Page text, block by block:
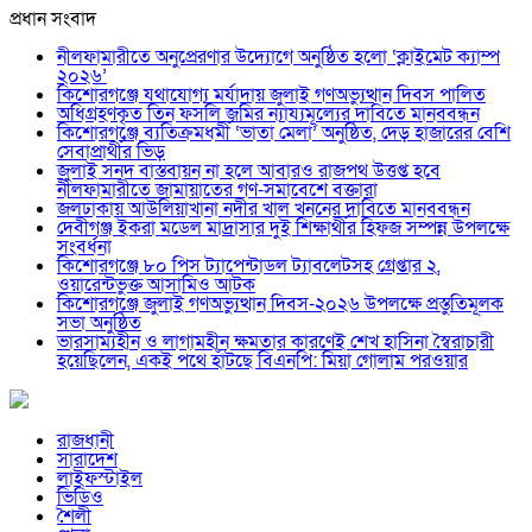
প্রধান সংবাদ
নীলফামারীতে অনুপ্রেরণার উদ্যোগে অনুষ্ঠিত হলো ‘ক্লাইমেট ক্যাম্প
২০২৬’
কিশোরগঞ্জে যথাযোগ্য মর্যাদায় জুলাই গণঅভ্যুত্থান দিবস পালিত
অধিগ্রহণকৃত তিন ফসলি জমির ন্যায্যমূল্যের দাবিতে মানববন্ধন
কিশোরগঞ্জে ব্যতিক্রমধর্মী ‘ভাতা মেলা’ অনুষ্ঠিত, দেড় হাজারের বেশি
সেবাপ্রার্থীর ভিড়
জুলাই সনদ বাস্তবায়ন না হলে আবারও রাজপথ উত্তপ্ত হবে
নীলফামারীতে জামায়াতের গণ-সমাবেশে বক্তারা
জলঢাকায় আউলিয়াখানা নদীর খাল খননের দাবিতে মানববন্ধন
দেবীগঞ্জ ইকরা মডেল মাদ্রাসার দুই শিক্ষার্থীর হিফজ সম্পন্ন উপলক্ষে
সংবর্ধনা
কিশোরগঞ্জে ৮০ পিস ট্যাপেন্টাডল ট্যাবলেটসহ গ্রেপ্তার ২,
ওয়ারেন্টভুক্ত আসামিও আটক
কিশোরগঞ্জে জুলাই গণঅভ্যুত্থান দিবস-২০২৬ উপলক্ষে প্রস্তুতিমূলক
সভা অনুষ্ঠিত
ভারসাম্যহীন ও লাগামহীন ক্ষমতার কারণেই শেখ হাসিনা স্বৈরাচারী
হয়েছিলেন, একই পথে হাঁটছে বিএনপি: মিয়া গোলাম পরওয়ার
রাজধানী
সারাদেশ
লাইফস্টাইল
ভিডিও
শৈলী